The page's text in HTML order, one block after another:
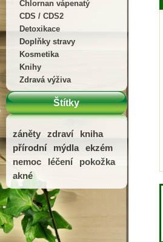
Chlornan vápenatý
CDS / CDS2
Detoxikace
Doplňky stravy
Kosmetika
Knihy
Zdravá výživa
Štítky
záněty zdraví
kniha
přírodní
mýdla
ekzém
nemoc
léčení
pokožka
akné